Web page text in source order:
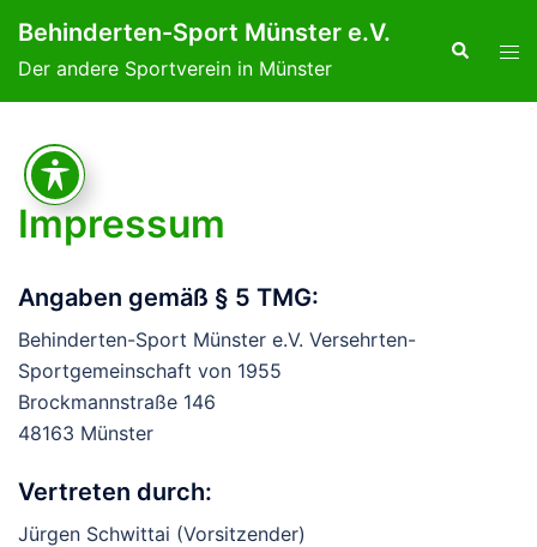
Inhalt
springen
Behinderten-Sport Münster e.V.
Der andere Sportverein in Münster
Suche
Impressum
Angaben gemäß § 5 TMG:
Behinderten-Sport Münster e.V. Versehrten-
Sportgemeinschaft von 1955
Brockmannstraße 146
48163 Münster
Vertreten durch:
Jürgen Schwittai (Vorsitzender)